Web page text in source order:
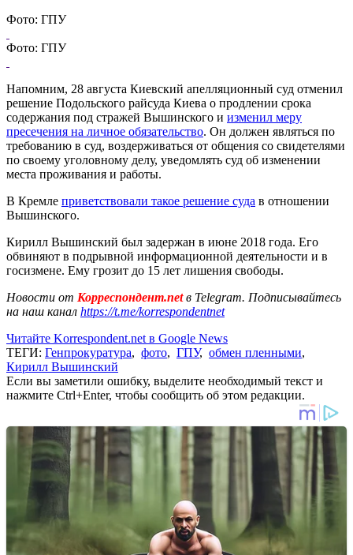
Фото: ГПУ
Фото: ГПУ
Напомним, 28 августа Киевский апелляционный суд отменил
решение Подольского райсуда Киева о продлении срока
содержания под стражей Вышинского и изменил меру
пресечения на личное обязательство. Он должен являться по
требованию в суд, воздерживаться от общения со свидетелями
по своему уголовному делу, уведомлять суд об изменении
места проживания и работы.
В Кремле приветствовали такое решение суда в отношении
Вышинского.
Кирилл Вышинский был задержан в июне 2018 года. Его
обвиняют в подрывной информационной деятельности и в
госизмене. Ему грозит до 15 лет лишения свободы.
Новости от Корреспондент.netв Telegram. Подписывайтесь
на наш канал https://t.me/korrespondentnet
Читайте Korrespondent.net в Google News
ТЕГИ: Генпрокуратура, фото, ГПУ, обмен пленными,
Кирилл Вышинский
Если вы заметили ошибку, выделите необходимый текст и
нажмите Ctrl+Enter, чтобы сообщить об этом редакции.